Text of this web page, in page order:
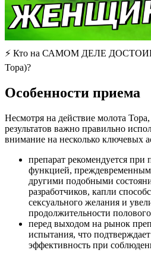
⚡ Кто на САМОМ ДЕЛЕ ДОСТОИН
Тора)?
Особенности приема
Несмотря на действие молота
результатов важно правильно
внимание на несколько ключевых
препарат рекомендуется при
функцией,
другими подобными
разработчиков, капли
сексуального желания и
продолжительности полового
перед выходом на рынок
испытания, что подтверждает
эффективность при